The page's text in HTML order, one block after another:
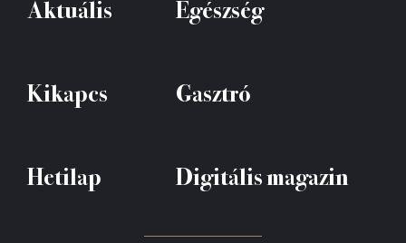
Aktuális Egészség
Kikapcs Gasztró
Hetilap Digitális magazin